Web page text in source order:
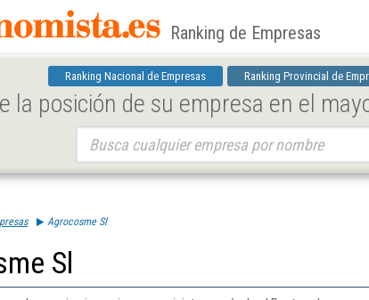
Ranking de Empresas
Ranking Nacional de Empresas Ranking Provincial de
la posición de su empresa en el
Agrocosme Sl
Sl